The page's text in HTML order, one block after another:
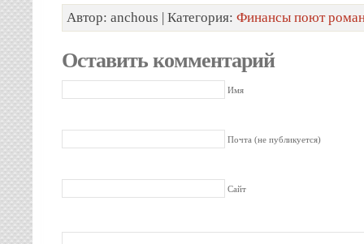
Автор: anchous | Категория: Финансы поют
Оставить комментарий
Имя
Почта (не публикуется)
Сайт